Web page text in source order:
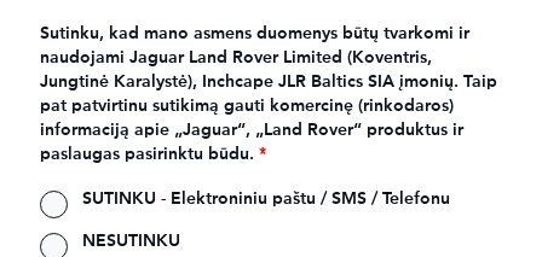
Sutinku, kad mano asmens duomenys būtų tvarkomi ir
naudojami Jaguar Land Rover Limited (Koventris,
Jungtinė Karalystė), Inchcape JLR Baltics SIA įmonių. Taip
pat patvirtinu sutikimą gauti komercinę (rinkodaros)
informaciją apie „Jaguar“, „Land Rover“ produktus ir
paslaugas pasirinktu būdu. *
SUTINKU - Elektroniniu paštu / SMS / Telefonu
NESUTINKU